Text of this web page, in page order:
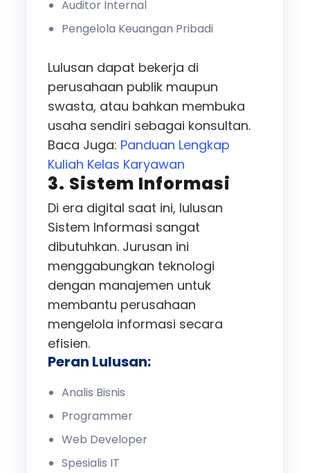
Auditor Internal
Pengelola Keuangan Pribadi
Lulusan dapat bekerja di
perusahaan publik maupun
swasta, atau bahkan membuka
usaha sendiri sebagai konsultan.
Baca Juga: Panduan Lengkap
Kuliah Kelas Karyawan
3. Sistem Informasi
Di era digital saat ini, lulusan
Sistem Informasi sangat
dibutuhkan. Jurusan ini
menggabungkan teknologi
dengan manajemen untuk
membantu perusahaan
mengelola informasi secara
efisien.
Peran Lulusan:
Analis Bisnis
Programmer
Web Developer
Spesialis IT